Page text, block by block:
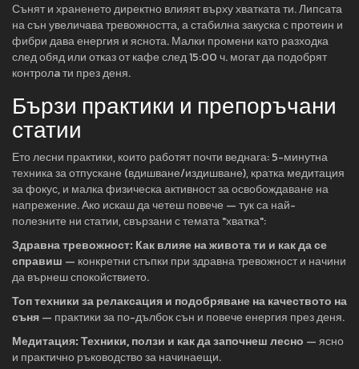
Сънят и храненето директно влияят върху хватката ти. Липсата
на сън увеличава тревожността, а стабилна закуска с протеин и
фибри дава енергия и яснота. Малки промени като разходка
след обяд или отказ от кафе след 15:00 ч. могат да подобрят
контролa ти през деня.
Бързи практики и препоръчани
статии
Ето лесни практики, които работят почти веднага: 5-минутна
техника за отпускане (вдишване/издишване), кратка медитация
за фокус, и малка физическа активност за освобождаване на
напрежение. Ако искаш да четеш повече — тук са най-
полезните ни статии, свързани с темата "хватка":
Здравна тревожност: Как влияе на живота ти и как да се
справиш — конкретни стъпки при здравна тревожност и начини
да върнеш спокойствието.
Топ техники за релаксация и подобряване на качеството на
съня— практики за по-дълбок сън и повече енергия през деня.
Медитация: Техники, ползи и как да започнеш лесно — ясно
и практично ръководство за начинаещи.